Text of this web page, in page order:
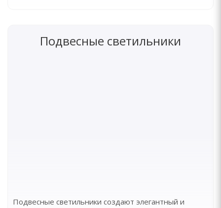
Подвесные светильники
Подвесные светильники создают элегантный и